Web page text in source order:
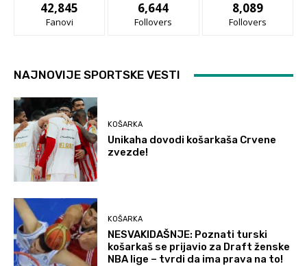
42,845
Fanovi
6,644
Follovers
8,089
Follovers
NAJNOVIJE SPORTSKE VESTI
KOŠARKA
Unikaha dovodi košarkaša Crvene
zvezde!
KOŠARKA
NESVAKIDAŠNJE: Poznati turski
košarkaš se prijavio za Draft ženske
NBA lige – tvrdi da ima prava na to!